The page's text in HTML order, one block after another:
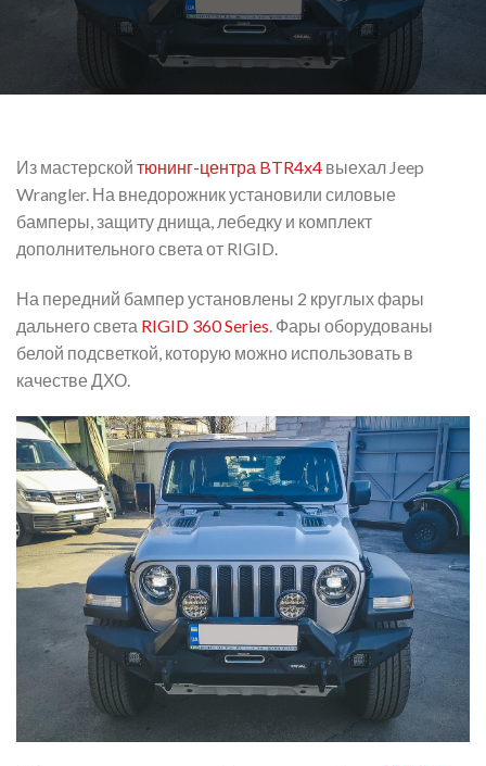
Из мастерской тюнинг-центра BTR4x4 выехал Jeep
Wrangler. На внедорожник установили силовые
бамперы, защиту днища, лебедку и комплект
дополнительного света от RIGID.
На передний бампер установлены 2 круглых фары
дальнего света RIGID 360 Series . Фары оборудованы
белой подсветкой, которую можно использовать в
качестве ДХО.